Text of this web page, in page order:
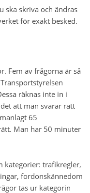
ska skriva och ändras
för exakt besked.
Fem av frågorna är så
räknas inte in i
att man svarar rätt
65
Man har 50 minuter
kategorier: trafikregler,
fordonskännedom
tas ur kategorin